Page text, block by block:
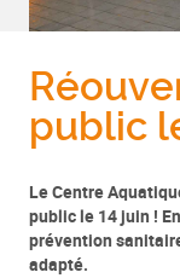
public
Le Centre
public le 14 juin !
prévention
adapté.